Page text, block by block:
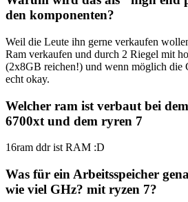
den komponenten?
Weil die Leute ihn gerne verkaufen
Ram verkaufen und durch 2 Riegel mit
(2x8GB reichen!) und wenn möglich die
echt okay.
Welcher ram ist verbaut bei
6700xt und dem ryren 7
16ram ddr ist RAM :D
Was für ein Arbeitsspeicher
wie viel GHz? mit ryzen 7?